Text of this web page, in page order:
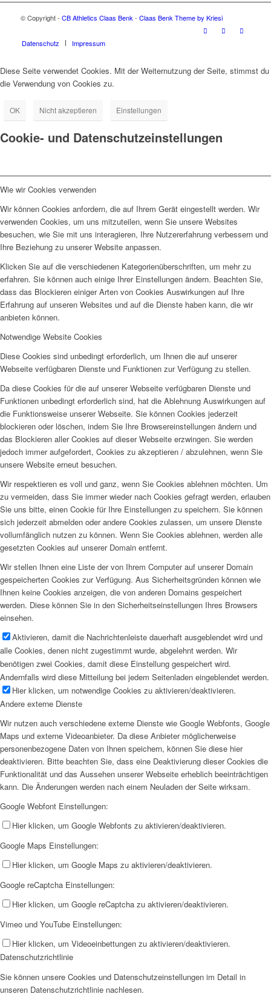
© Copyright - CB Athletics Claas Benk - Claas Benk Theme by Kriesi
Datenschutz Impressum
Diese Seite verwendet Cookies. Mit der Weiternutzung der Seite, stimmst du
die Verwendung von Cookies zu.
OK Nicht akzeptieren Einstellungen
Cookie- und Datenschutzeinstellungen
Wie wir Cookies verwenden
Wir können Cookies anfordern, die auf Ihrem Gerät eingestellt werden. Wir
verwenden Cookies, um uns mitzuteilen, wenn Sie unsere Websites
besuchen, wie Sie mit uns interagieren, Ihre Nutzererfahrung verbessern und
Ihre Beziehung zu unserer Website anpassen.
Klicken Sie auf die verschiedenen Kategorienüberschriften, um mehr zu
erfahren. Sie können auch einige Ihrer Einstellungen ändern. Beachten Sie,
dass das Blockieren einiger Arten von Cookies Auswirkungen auf Ihre
Erfahrung auf unseren Websites und auf die Dienste haben kann, die wir
anbieten können.
Notwendige Website Cookies
Diese Cookies sind unbedingt erforderlich, um Ihnen die auf unserer
Webseite verfügbaren Dienste und Funktionen zur Verfügung zu stellen.
Da diese Cookies für die auf unserer Webseite verfügbaren Dienste und
Funktionen unbedingt erforderlich sind, hat die Ablehnung Auswirkungen auf
die Funktionsweise unserer Webseite. Sie können Cookies jederzeit
blockieren oder löschen, indem Sie Ihre Browsereinstellungen ändern und
das Blockieren aller Cookies auf dieser Webseite erzwingen. Sie werden
jedoch immer aufgefordert, Cookies zu akzeptieren / abzulehnen, wenn Sie
unsere Website erneut besuchen.
Wir respektieren es voll und ganz, wenn Sie Cookies ablehnen möchten. Um
zu vermeiden, dass Sie immer wieder nach Cookies gefragt werden, erlauben
Sie uns bitte, einen Cookie für Ihre Einstellungen zu speichern. Sie können
sich jederzeit abmelden oder andere Cookies zulassen, um unsere Dienste
vollumfänglich nutzen zu können. Wenn Sie Cookies ablehnen, werden alle
gesetzten Cookies auf unserer Domain entfernt.
Wir stellen Ihnen eine Liste der von Ihrem Computer auf unserer Domain
gespeicherten Cookies zur Verfügung. Aus Sicherheitsgründen können wie
Ihnen keine Cookies anzeigen, die von anderen Domains gespeichert
werden. Diese können Sie in den Sicherheitseinstellungen Ihres Browsers
einsehen.
Aktivieren, damit die Nachrichtenleiste dauerhaft ausgeblendet wird und
alle Cookies, denen nicht zugestimmt wurde, abgelehnt werden. Wir
benötigen zwei Cookies, damit diese Einstellung gespeichert wird.
Andernfalls wird diese Mitteilung bei jedem Seitenladen eingeblendet werden.
Hier klicken, um notwendige Cookies zu aktivieren/deaktivieren.
Andere externe Dienste
Wir nutzen auch verschiedene externe Dienste wie Google Webfonts, Google
Maps und externe Videoanbieter. Da diese Anbieter möglicherweise
personenbezogene Daten von Ihnen speichern, können Sie diese hier
deaktivieren. Bitte beachten Sie, dass eine Deaktivierung dieser Cookies die
Funktionalität und das Aussehen unserer Webseite erheblich beeinträchtigen
kann. Die Änderungen werden nach einem Neuladen der Seite wirksam.
Google Webfont Einstellungen:
Hier klicken, um Google Webfonts zu aktivieren/deaktivieren.
Google Maps Einstellungen:
Hier klicken, um Google Maps zu aktivieren/deaktivieren.
Google reCaptcha Einstellungen:
Hier klicken, um Google reCaptcha zu aktivieren/deaktivieren.
Vimeo und YouTube Einstellungen:
Hier klicken, um Videoeinbettungen zu aktivieren/deaktivieren.
Datenschutzrichtlinie
Sie können unsere Cookies und Datenschutzeinstellungen im Detail in
unseren Datenschutzrichtlinie nachlesen.